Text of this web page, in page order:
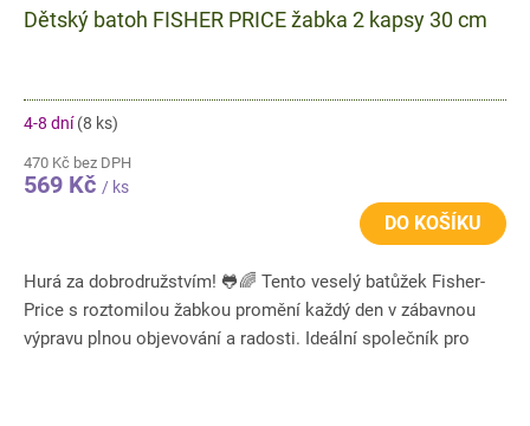
Dětský batoh FISHER PRICE žabka 2 kapsy 30 cm
4-8 dní(8 ks)
470 Kč bez DPH
569 Kč / ks
DO KOŠÍKU
Hurá za dobrodružstvím! 🐸🌈 Tento veselý batůžek Fisher-
Price s roztomilou žabkou promění každý den v zábavnou
výpravu plnou objevování a radosti. Ideální společník pro